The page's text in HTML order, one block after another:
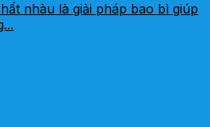
nhàu là giải pháp bao bì giúp